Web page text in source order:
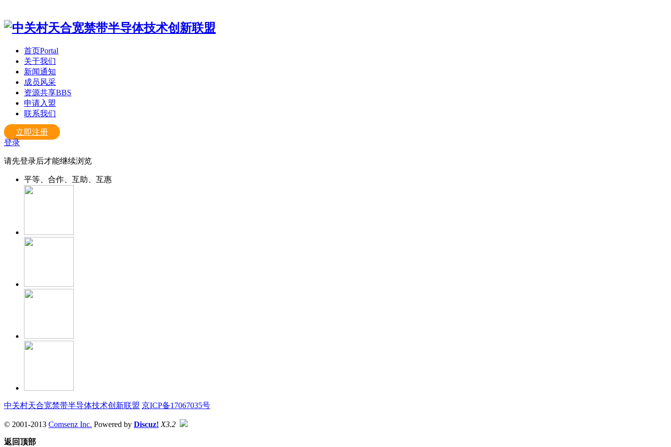
首页Portal
关于我们
新闻通知
成员风采
资源共享BBS
申请入盟
联系我们
立即注册
登录
请先登录后才能继续浏览
平等、合作、互助、互惠
中关村天合宽禁带半导体技术创新联盟 京ICP备17067035号
© 2001-2013 Comsenz Inc. Powered by Discuz! X3.2
返回顶部